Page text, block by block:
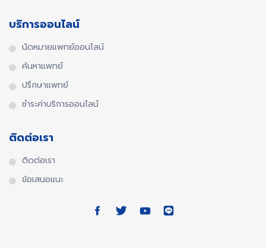
บริการออนไลน์
นัดหมายแพทย์ออนไลน์
ค้นหาแพทย์
ปรึกษาแพทย์
ชำระค่าบริการออนไลน์
ติดต่อเรา
ติดต่อเรา
ข้อเสนอแนะ